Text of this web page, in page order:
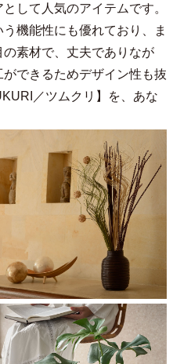
して人気のアイテムです。
機能性にも優れており、ま
素材で、丈夫でありなが
できるためデザイン性も抜
／ツムクリ】を、あな